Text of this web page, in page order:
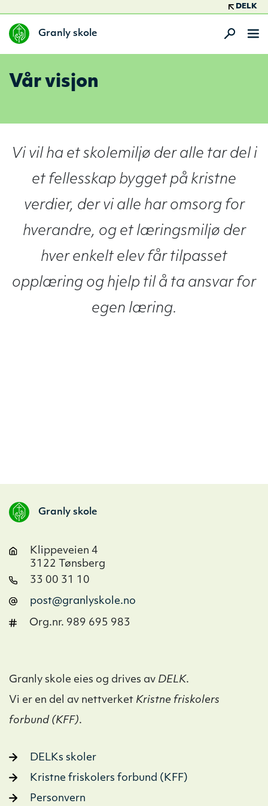
DELK
Granly skole
Vår visjon
Vi vil ha et skolemiljø der alle tar del i
et fellesskap bygget på kristne
verdier, der vi alle har omsorg for
hverandre, og et læringsmiljø der
hver enkelt elev får tilpasset
opplæring og hjelp til å ta ansvar for
egen læring.
Granly skole
Klippeveien 4
3122 Tønsberg
33 00 31 10
post@granlyskole.no
Org.nr. 989 695 983
Granly skole eies og drives av DELK.
Vi er en del av nettverket Kristne friskolers
forbund (KFF).
DELKs skoler
Kristne friskolers forbund (KFF)
Personvern